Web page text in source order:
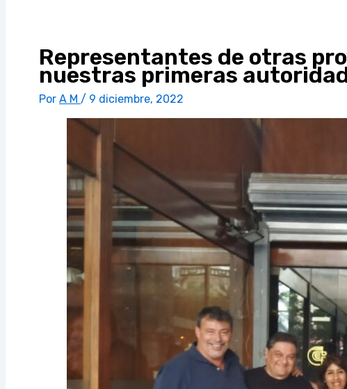
Representantes de otras
nuestras primeras
Por A M / 9 diciembre, 2022